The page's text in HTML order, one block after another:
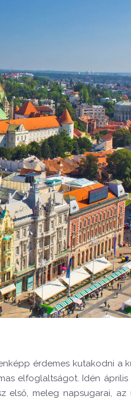
érdemes kutakodni a
elfoglaltságot. Idén április
első, meleg napsugarai,